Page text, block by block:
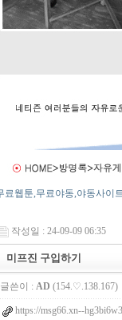
작성일 : 24-09-09 06:35
미프진 구입하기
글쓴이 : AD (154.♡.138.167)
https://msg66.xn--